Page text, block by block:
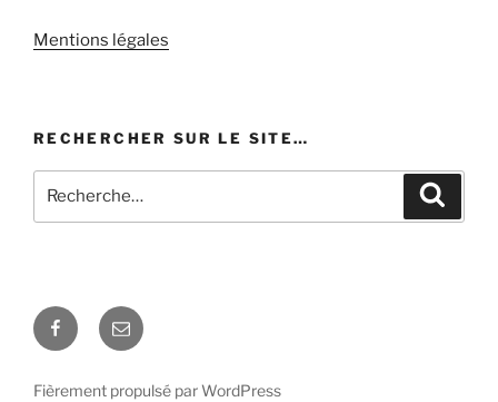
Mentions légales
RECHERCHER SUR LE SITE…
pour
Facebook
E-
mail
Fièrement propulsé par WordPress